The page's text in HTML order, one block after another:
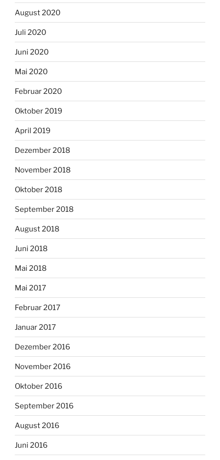
August 2020
Juli 2020
Juni 2020
Mai 2020
Februar 2020
Oktober 2019
April 2019
Dezember 2018
November 2018
Oktober 2018
September 2018
August 2018
Juni 2018
Mai 2018
Mai 2017
Februar 2017
Januar 2017
Dezember 2016
November 2016
Oktober 2016
September 2016
August 2016
Juni 2016